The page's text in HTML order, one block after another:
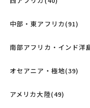
中部・東アフリカ(91)
南部アフリカ・インド洋
オセアニア・極地(39)
アメリカ大陸(49)